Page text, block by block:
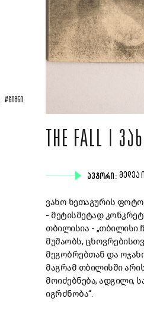
#ᲬᲘᲒᲜᲘ,
THE FALL |
ᲐᲕᲢᲝᲠᲘ: ᲛᲔᲓᲔᲐ
ვახო ხეთაგურის
- მეტისმეტად
თბილისია - „თბილისი
მუშაობს,
მეგობრებთან და
მაგრამ თბილისში
მოიძებნება, ადგილი,
იგრძნობა“.